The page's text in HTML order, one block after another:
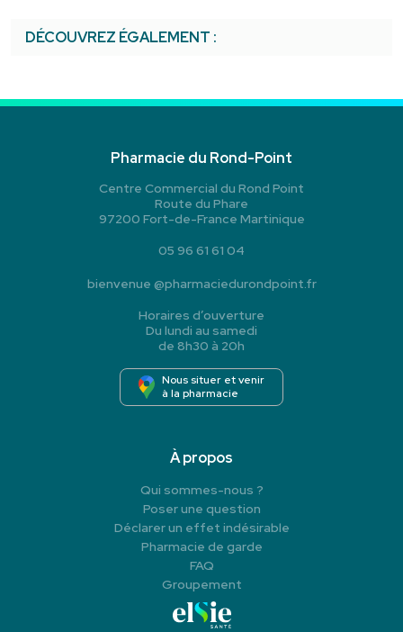
DÉCOUVREZ ÉGALEMENT :
Pharmacie du Rond-Point
Centre Commercial du Rond Point
Route du Phare
97200 Fort-de-France Martinique
05 96 61 61 04
bienvenue @pharmaciedurondpoint.fr
Horaires d’ouverture
Du lundi au samedi
de 8h30 à 20h
Nous situer et venir
à la pharmacie
À propos
Qui sommes-nous ?
Poser une question
Déclarer un effet indésirable
Pharmacie de garde
FAQ
Groupement